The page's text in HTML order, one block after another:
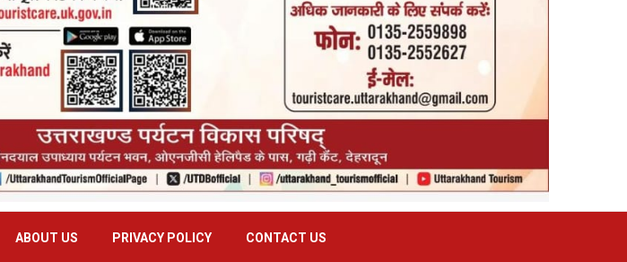
ABOUT US PRIVACY POLICY CONTACT US